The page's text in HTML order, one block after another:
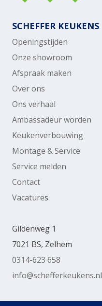
SCHEFFER KEUKENS
Openingstijden
Onze showroom
Afspraak maken
Over ons
Ons verhaal
Ambassadeur worden
Keukenverbouwing
Montage & Service
Service melden
Contact
Vacatures
Gildenweg 1
7021 BS, Zelhem
0314-623 658
info@schefferkeukens.nl